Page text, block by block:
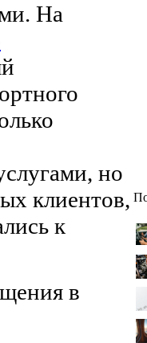
На
но
клиентов,
к
в